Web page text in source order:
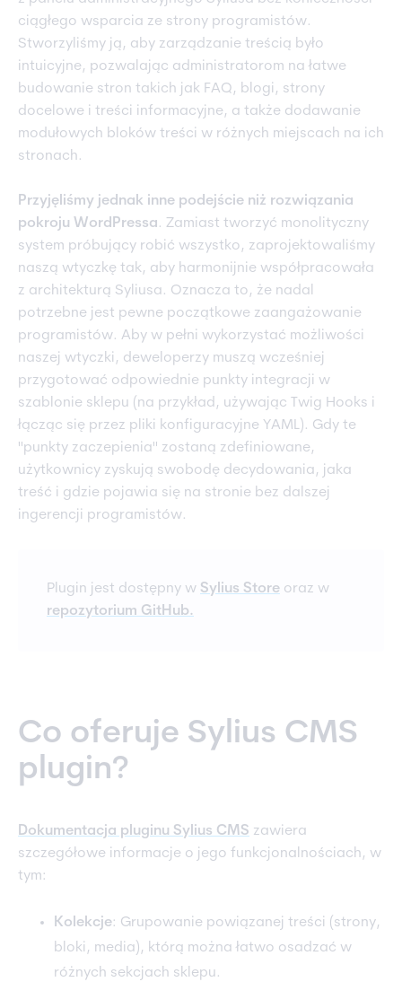
ciągłego wsparcia ze strony programistów.
Stworzyliśmy ją, aby zarządzanie treścią było
intuicyjne, pozwalając administratorom na łatwe
budowanie stron takich jak FAQ, blogi, strony
docelowe i treści informacyjne, a także dodawanie
modułowych bloków treści w różnych miejscach na ich
stronach.
Przyjęliśmy jednak inne podejście niż rozwiązania
pokroju WordPressa. Zamiast tworzyć monolityczny
system próbujący robić wszystko, zaprojektowaliśmy
naszą wtyczkę tak, aby harmonijnie współpracowała
z architekturą Syliusa. Oznacza to, że nadal
potrzebne jest pewne początkowe zaangażowanie
programistów. Aby w pełni wykorzystać możliwości
naszej wtyczki, deweloperzy muszą wcześniej
przygotować odpowiednie punkty integracji w
szablonie sklepu (na przykład, używając Twig Hooks i
łącząc się przez pliki konfiguracyjne YAML). Gdy te
"punkty zaczepienia" zostaną zdefiniowane,
użytkownicy zyskują swobodę decydowania, jaka
treść i gdzie pojawia się na stronie bez dalszej
ingerencji programistów.
Plugin jest dostępny w Sylius Store oraz w
repozytorium GitHub.
Co oferuje Sylius CMS
plugin?
Dokumentacja pluginu Sylius CMS zawiera
szczegółowe informacje o jego funkcjonalnościach, w
tym:
Kolekcje: Grupowanie powiązanej treści (strony,
bloki, media), którą można łatwo osadzać w
różnych sekcjach sklepu.